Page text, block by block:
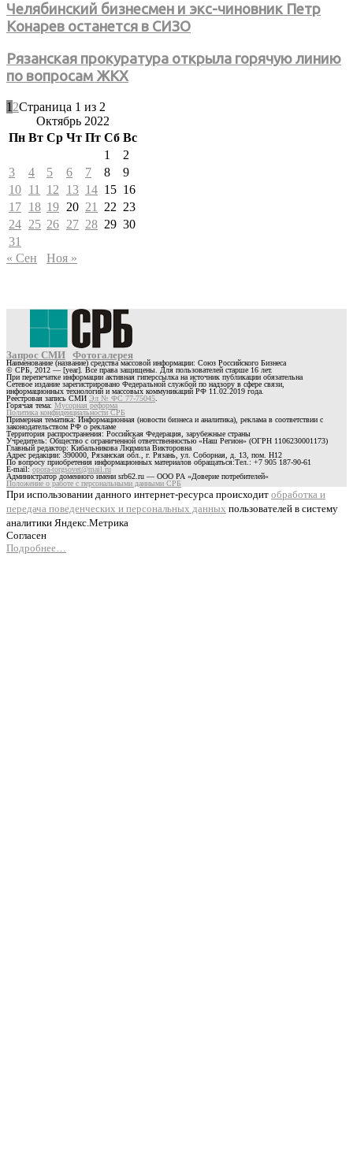
Челябинский бизнесмен и экс-чиновник Петр
Конарев останется в СИЗО
Рязанская прокуратура открыла горячую линию
по вопросам ЖКХ
1 2Страница 1 из 2
Октябрь 2022
Пн Вт Ср Чт Пт Сб Вс
1
2
3
4 5 6 7 8
9
10 11 12 13 14 15 16
17 18 19 20 21 22 23
24 25 26 27 28 29 30
31
« Сен
Ноя »
Запрос СМИ Фотогалерея
Наименование (название) средства массовой информации: Союз Российского Бизнеса
© СРБ, 2012 — [year]. Все права защищены. Для пользователей старше 16 лет.
При перепечатке информации активная гиперссылка на источник публикации обязательна
Сетевое издание зарегистрировано Федеральной службой по надзору в сфере связи,
информационных технологий и массовых коммуникаций РФ 11.02.2019 года.
Реестровая запись СМИ Эл № ФС 77-75045
Горячая тема: Мусорная реформа
Политика конфиденциальности СРБ
Примерная тематика: Информационная (новости бизнеса и аналитика), реклама в соответствии с
законодательством РФ о рекламе
Территория распространения: Российская Федерация, зарубежные страны
Учредитель: Общество с ограниченной ответственностью «Наш Регион» (ОГРН 1106230001173)
Главный редактор: Кибальникова Людмила Викторовна
Адрес редакции: 390000, Рязанская обл., г. Рязань, ул. Соборная, д. 13, пом. Н12
По вопросу приобретения информационных материалов обращаться:Тел.: +7 905 187-90-61
E-mail:opora-torgsovet@mail.ru
Администратор доменного имени srb62.ru — ООО РА «Доверие потребителей»
Положение о работе с персональными данными СРБ
При использовании данного интернет-ресурса происходит обработка и
передача поведенческих и персональных данных пользователей в систему
аналитики Яндекс.Метрика
Согласен
Подробнее…